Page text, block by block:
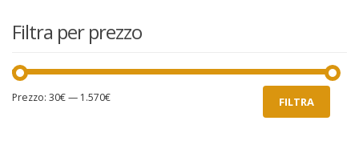
Filtra per prezzo
Prezzo
Prezzo
FILTRA
Prezzo: 30€— 1.570€